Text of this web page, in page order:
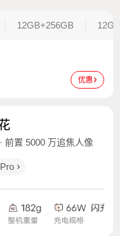
12GB+256GB
优惠
前置 5000 万追焦人像